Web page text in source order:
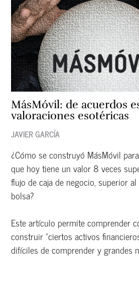
MásMóvil: de acuerdos
valoraciones esotéricas
JAVIER GARCÍA
¿Cómo se construyó MásMóvil
que hoy tiene un valor 8 veces
flujo de caja de negocio, superior
bolsa?
Este artículo permite comprender
construir “ciertos activos
difíciles de comprender y grandes